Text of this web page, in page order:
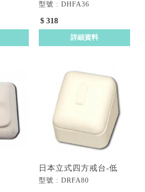
型號 : DHFA36
$ 318
詳細資料
日本立式四方戒台-低
型號 : DRFA80